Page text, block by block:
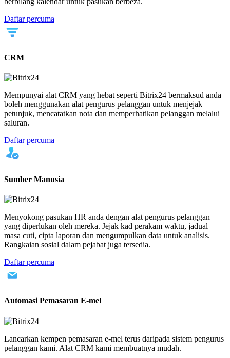
Daftar percuma
CRM
Mempunyai alat CRM yang hebat seperti Bitrix24 bermaksud anda
boleh menggunakan alat pengurus pelanggan untuk menjejak
petunjuk, mencatatkan nota dan memperhatikan pelanggan melalui
saluran.
Daftar percuma
Sumber Manusia
Menyokong pasukan HR anda dengan alat pengurus pelanggan
yang diperlukan oleh mereka. Jejak kad perakam waktu, jadual
masa cuti, cipta laporan dan mengumpulkan data untuk analisis.
Rangkaian sosial dalam pejabat juga tersedia.
Daftar percuma
Automasi Pemasaran E-mel
Lancarkan kempen pemasaran e-mel terus daripada sistem pengurus
pelanggan kami. Alat CRM kami membuatnya mudah.